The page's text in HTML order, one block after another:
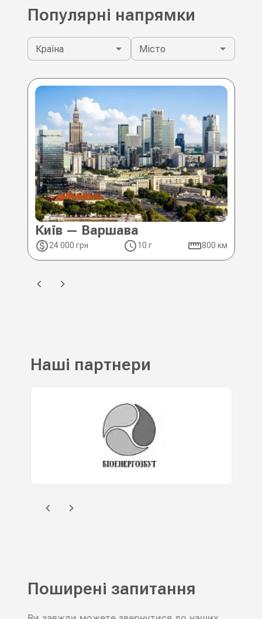
Популярні напрямки
Країна Місто
Київ — Варшава
24 000 грн 10 г 800 км
Наші партнери
Поширені запитання